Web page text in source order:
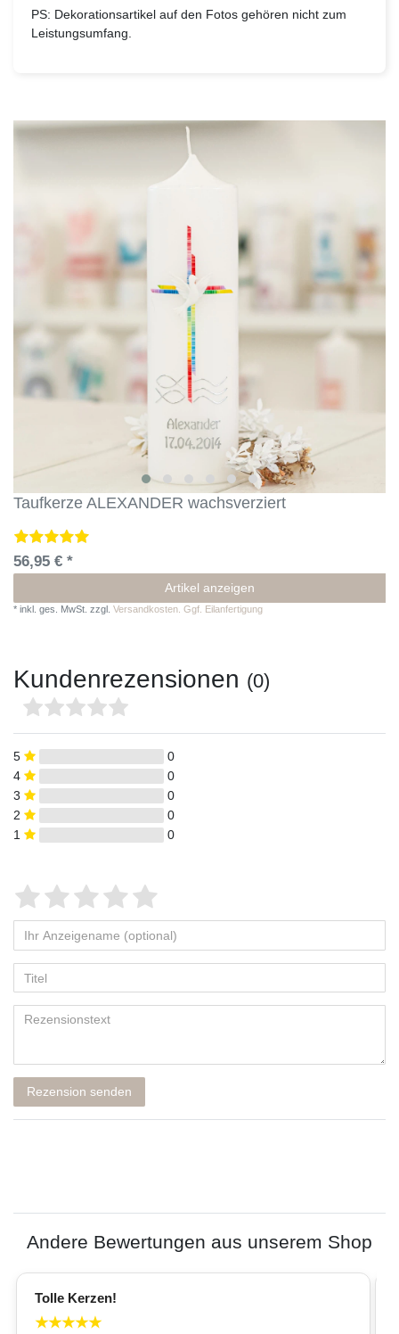
PS: Dekorationsartikel auf den Fotos gehören nicht zum
Leistungsumfang.
Taufkerze ALEXANDER wachsverziert
56,95 € *
Artikel anzeigen
* inkl. ges. MwSt. zzgl. Versandkosten. Ggf. Eilanfertigung
Kundenrezensionen (0)
5
0
4
0
3
0
2
0
1
0
Rezension senden
Andere Bewertungen aus unserem Shop
Tolle Kerzen!
★★★★★